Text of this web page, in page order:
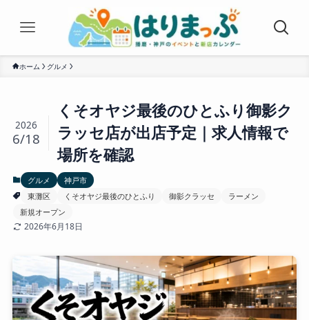
ホーム グルメ
くそオヤジ最後のひとふり御影ク
ラッセ店が出店予定｜求人情報で
場所を確認
2026
6/18
グルメ
神戸市
東灘区
くそオヤジ最後のひとふり 御影クラッセ
ラーメン
新規オープン
2026年6月18日